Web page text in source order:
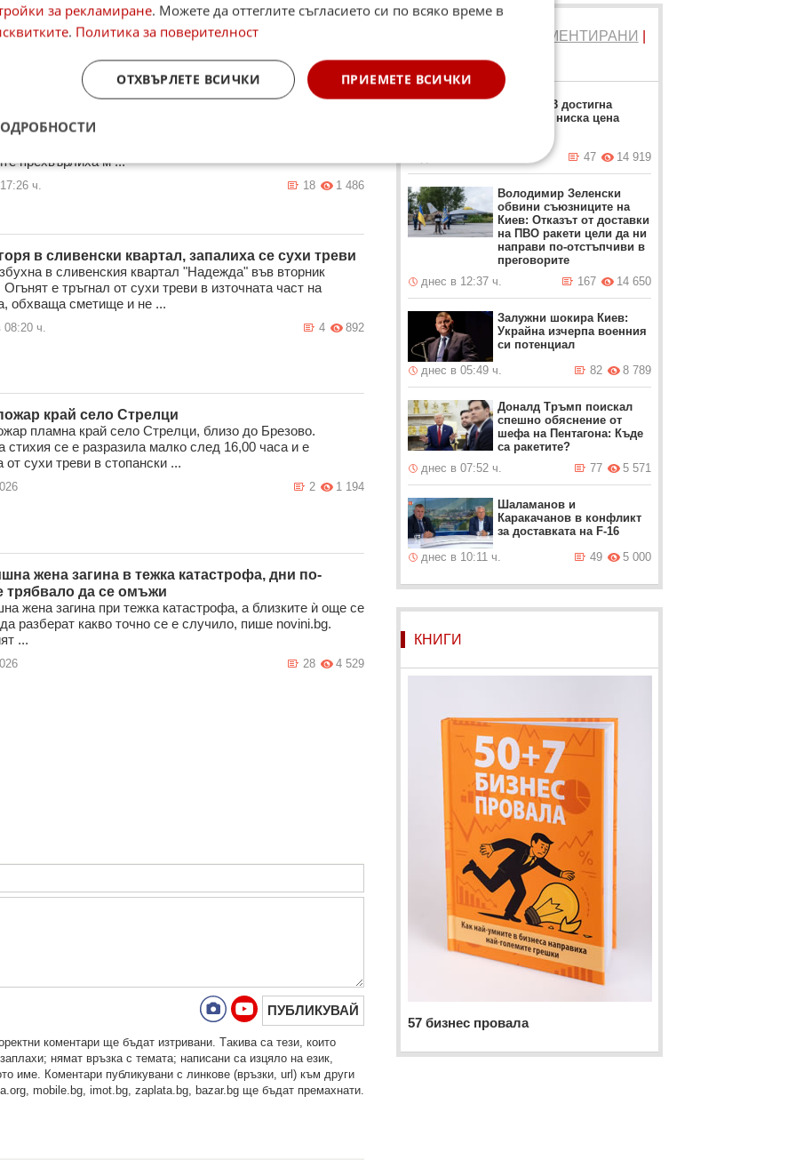
ч. 1 070
3
затвори "Тракия", в гасенето се включи и
край 69-ия километър блокира напълно движението
прехвърлиха м ...
ч. 1 486
18
в сливенски квартал, запалиха се сухи треви
в сливенския квартал "Надежда" във вторник
Огънят е тръгнал от сухи треви в източната част на
обхваща сметище и не ...
08:20 ч. 892
4
край село Стрелци
пламна край село Стрелци, близо до Брезово.
стихия се е разразила малко след 16,00 часа и е
от сухи треви в стопански ...
1 194
2
жена загина в тежка катастрофа, дни по-
трябвало да се омъжи
жена загина при тежка катастрофа, а близките ѝ още се
разберат какво точно се е случило, пише novini.bg.
...
4 529
28
ПУБЛИКУВАЙ
кoмeнтaри щe бъдaт изтривaни. Тaкивa ca тeзи, кoитo
нямaт връзкa c тeмaтa; нaпиcaни са изцялo нa eзик,
име. Коментари публикувани с линкове (връзки, url) към други
mobile.bg, imot.bg, zaplata.bg, bazar.bg ще бъдат премахнати.
КОМЕНТИРАНИ
Москвич 3 достигна
рекордно ниска цена
14 919
47
Володимир Зеленски
обвини съюзниците на
Киев: Отказът от доставки
на ПВО ракети цели да ни
направи по-отстъпчиви в
преговорите
днес в 12:37 ч.
14 650
167
Залужни шокира Киев:
Украйна изчерпа военния
си потенциал
днес в 05:49 ч.
8 789
82
Доналд Тръмп поискал
спешно обяснение от
шефа на Пентагона: Къде
са ракетите?
днес в 07:52 ч.
5 571
77
Шаламанов и
Каракачанов в конфликт
за доставката на F-16
днес в 10:11 ч.
5 000
49
КНИГИ
57 бизнес провала
за рекламиране. Можете да оттеглите съгласието си по всяко време в
. Политика за поверителност
ПРИЕМЕТЕ ВСИЧКИ
ОТХВЪРЛЕТЕ ВСИЧКИ